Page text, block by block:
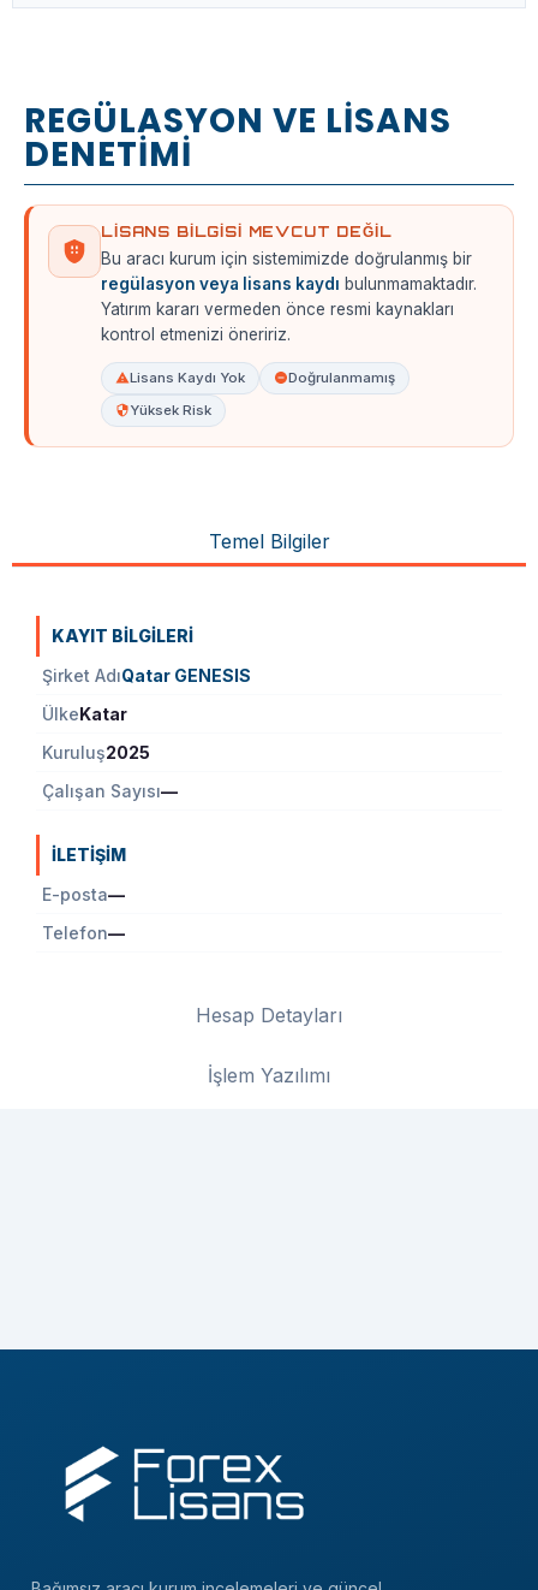
REGÜLASYON VE LİSANS
DENETİMİ
LISANS BILGISI MEVCUT DEĞIL
Bu aracı kurum için sistemimizde doğrulanmış bir
regülasyon veya lisans kaydı bulunmamaktadır.
Yatırım kararı vermeden önce resmi kaynakları
kontrol etmenizi öneririz.
Lisans Kaydı Yok
Doğrulanmamış
Yüksek Risk
Temel Bilgiler
Hesap Detayları
İşlem Yazılımı
KAYIT BILGILERI
Şirket AdıQatar GENESIS
ÜlkeKatar
Kuruluş2025
Çalışan Sayısı—
İLETIŞIM
E-posta—
Telefon—